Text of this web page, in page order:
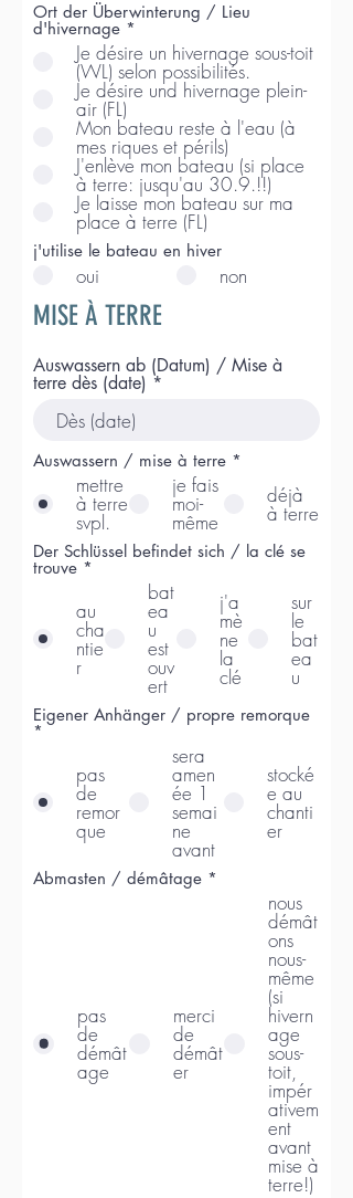
Ort der Überwinterung / Lieu
d'hivernage *
Je désire un hivernage sous-toit
(WL) selon possibilités.
Je désire und hivernage plein-
air (FL)
Mon bateau reste à l'eau (à
mes riques et périls)
J'enlève mon bateau (si place
à terre: jusqu'au 30.9.!!)
Je laisse mon bateau sur ma
place à terre (FL)
j'utilise le bateau en hiver
oui non
MISE À TERRE
Auswassern ab (Datum) / Mise à
terre dès (date)
Auswassern / mise à terre *
mettre
à terre
svpl.
je fais
moi-
même
déjà
à terre
Der Schlüssel befindet sich / la clé se
trouve *
au
cha
ntie
r
bat
ea
u
est
ouv
ert
j'a
mè
ne
la
clé
sur
le
bat
ea
u
Eigener Anhänger / propre remorque
*
pas
de
remor
que
sera
amen
ée 1
semai
ne
avant
stocké
e au
chanti
er
Abmasten / démâtage *
pas
de
démât
age
merci
de
démât
er
nous
démât
ons
nous-
même
(si
hivern
age
sous-
toit,
impér
ativem
ent
avant
mise à
terre!)